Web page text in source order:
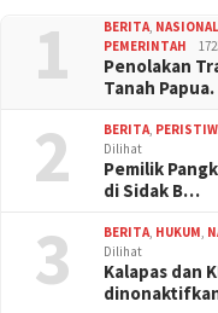
1 BERITA,
PEMERINTAH
Penolakan
Tanah Papua.
2 BERITA,
Dilihat
Pemilik
di Sidak B…
3 BERITA, HUKUM,
Dilihat
Kalapas dan